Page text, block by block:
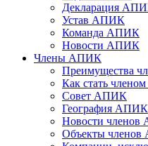
Декларация
Устав АПИК
Команда АПИК
Новости АПИК
Члены АПИК
Преимущества
Как стать
Совет АПИК
География АПИК
Новости
Объекты